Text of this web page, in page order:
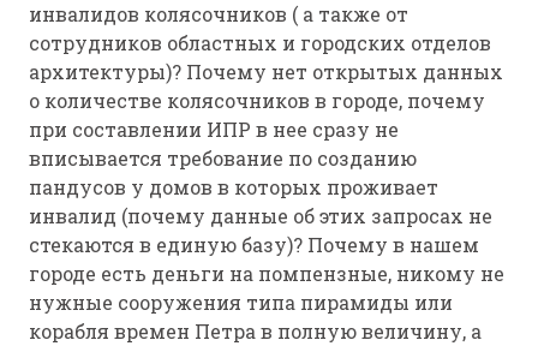
инвалидов колясочников ( а также от
сотрудников областных и городских отделов
архитектуры)? Почему нет открытых данных
о количестве колясочников в городе, почему
при составлении ИПР в нее сразу не
вписывается требование по созданию
пандусов у домов в которых проживает
инвалид (почему данные об этих запросах не
стекаются в единую базу)? Почему в нашем
городе есть деньги на помпензные, никому не
нужные сооружения типа пирамиды или
корабля времен Петра в полную величину, а